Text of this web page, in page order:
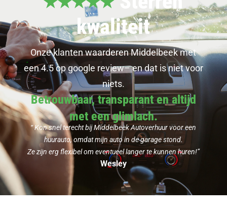
kwaliteit
Onze klanten waarderen Middelbeek met
een 4.5 opgoogle review– en dat is niet voor
niets.
Betrouwbaar, transparant en altijd
met een glimlach.
“ Kon snel terecht bij Middelbeek Autoverhuur voor een
huurauto, omdat mijn auto in de garage stond.
Ze zijn erg flexibel om eventueel langer te kunnen huren!”
Wesley